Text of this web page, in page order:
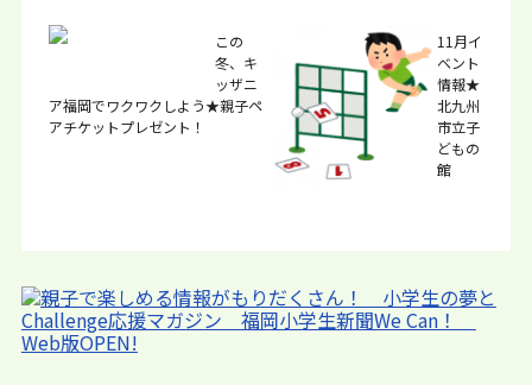
この
冬、キ
ッザニ
ア福岡でワクワクしよう★親子ペ
アチケットプレゼント！
11月イ
ベント
情報★
北九州
市立子
どもの
館